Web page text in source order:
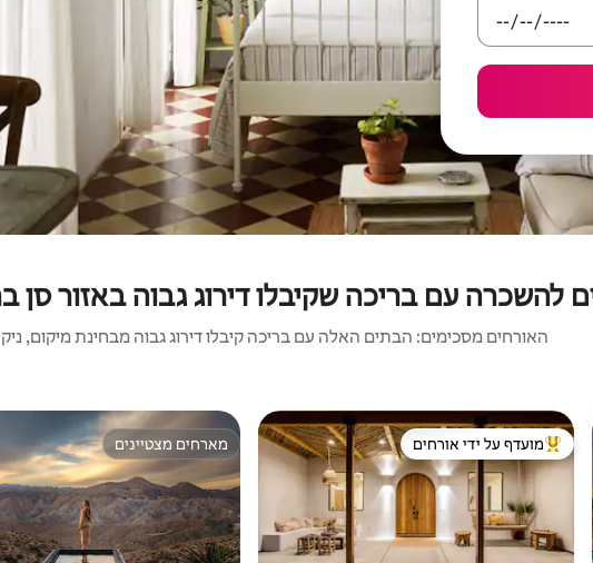
להשכרה עם בריכה שקיבלו דירוג גבוה באזור סן
האורחים מסכימים: הבתים האלה עם בריכה קיבלו דירוג גבוה מבחינת מיקום,
מוביל בקרב נכסים מועדפים על ידי אורחים
מועדף על ידי אורחים מארחים מצטיינים
מארחים מצטיינים